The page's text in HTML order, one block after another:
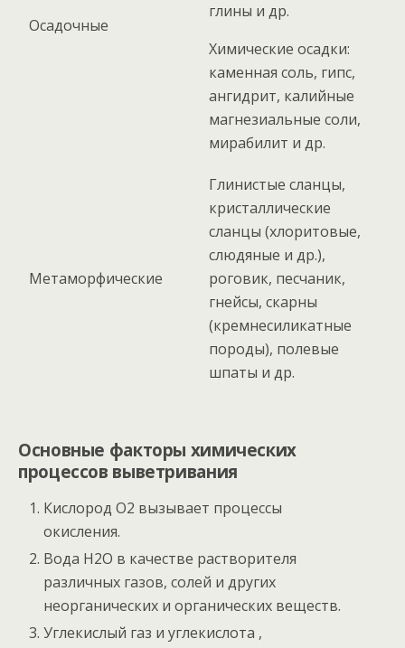
Осадочные
глины и др.
Химические осадки:
каменная соль, гипс,
ангидрит, калийные
магнезиальные соли,
мирабилит и др.
Метаморфические
Глинистые сланцы,
кристаллические
сланцы (хлоритовые,
слюдяные и др.),
роговик, песчаник,
гнейсы, скарны
(кремнесиликатные
породы), полевые
шпаты и др.
Основные факторы химических
процессов выветривания
Кислород O2 вызывает процессы
окисления.
Вода H2O в качестве растворителя
различных газов, солей и других
неорганических и органических веществ.
Углекислый газ и углекислота ,